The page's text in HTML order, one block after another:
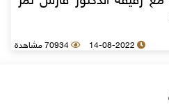
14-08-2022 70934 مشاهدة